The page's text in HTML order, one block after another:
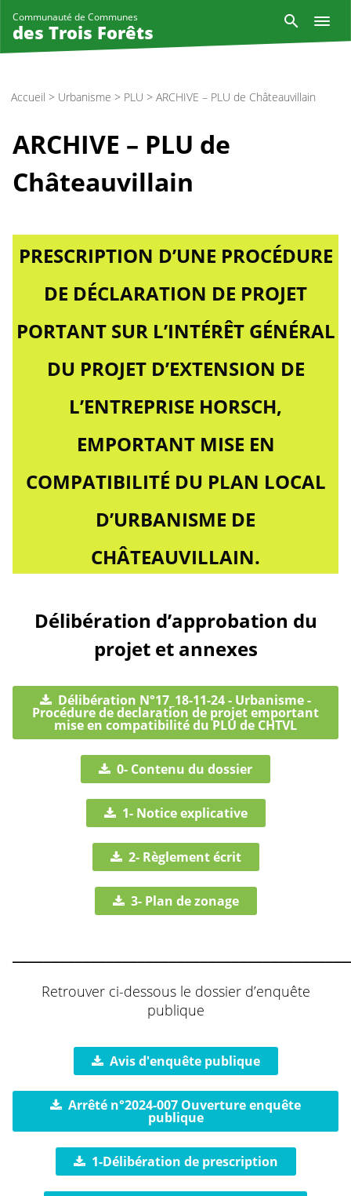
Communauté de Communes
des Trois Forêts
Accueil > Urbanisme > PLU > ARCHIVE – PLU de Châteauvillain
ARCHIVE – PLU de
Châteauvillain
PRESCRIPTION D’UNE PROCÉDURE
DE DÉCLARATION DE PROJET
PORTANT SUR L’INTÉRÊT GÉNÉRAL
DU PROJET D’EXTENSION DE
L’ENTREPRISE HORSCH,
EMPORTANT MISE EN
COMPATIBILITÉ DU PLAN LOCAL
D’URBANISME DE
CHÂTEAUVILLAIN.
Délibération d’approbation du
projet et annexes
Délibération N°17_18-11-24 - Urbanisme -
Procédure de declaration de projet emportant
mise en compatibilité du PLU de CHTVL
0- Contenu du dossier
1- Notice explicative
2- Règlement écrit
3- Plan de zonage
Retrouver ci-dessous le dossier d’enquête
publique
Avis d'enquête publique
Arrêté n°2024-007 Ouverture enquête
publique
1-Délibération de prescription